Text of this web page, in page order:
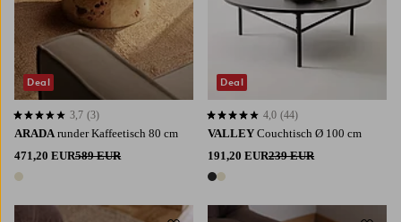
ARADA runder Kaffeetisch 80 cm
471,20 EUR589 EUR
1 Farbe
3,7 basierend auf 3 Bewertungen
3,7 (3)
Deal
VALLEY Couchtisch Ø 100 cm
191,20 EUR239 EUR
2 Farben
4,0 basierend auf 44 Bewertungen
4,0 (44)
Deal